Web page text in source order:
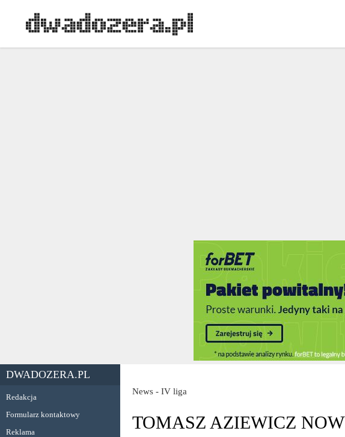
DWADOZERA.PL
Redakcja
Formularz kontaktowy
Reklama
News - IV liga
TOMASZ AZIEWICZ